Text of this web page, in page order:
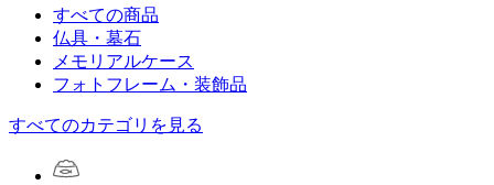
すべての商品
仏具・墓石
メモリアルケース
フォトフレーム・装飾品
すべてのカテゴリを見る